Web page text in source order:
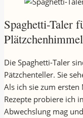
Spaghetti-Taler
Plätzchenhimmel
Die Spaghetti-Taler
Pätzchenteller. Sie
Als ich sie zum ersten
Rezepte probiere ich
Abwechslung mag